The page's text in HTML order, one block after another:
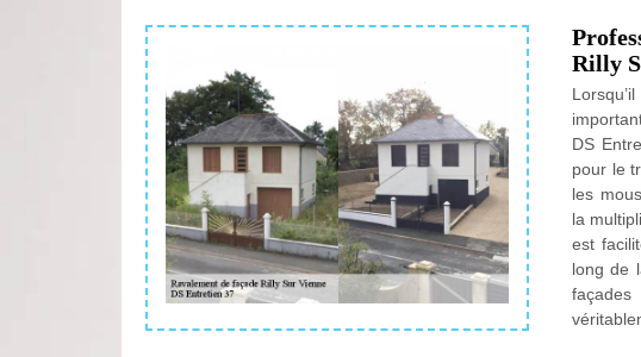
Rilly
DS
pour le
les
la
est
long de